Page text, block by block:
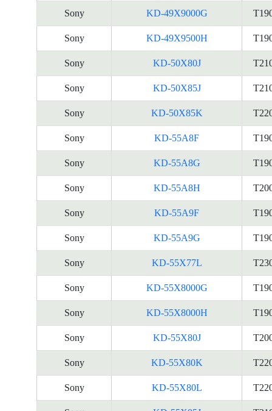
Sony KD-49X9000G
Sony KD-49X9500H
Sony KD-50X80J
Sony KD-50X85J
Sony KD-50X85K
Sony KD-55A8F
Sony KD-55A8G
Sony KD-55A8H
Sony KD-55A9F
Sony KD-55A9G
Sony KD-55X77L
Sony KD-55X8000G
Sony KD-55X8000H
Sony KD-55X80J
Sony KD-55X80K
Sony KD-55X80L